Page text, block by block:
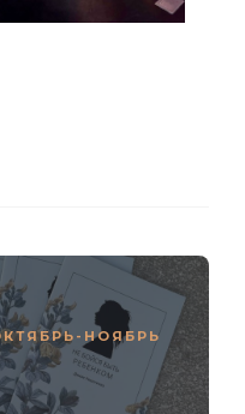
НОЯБРЬ